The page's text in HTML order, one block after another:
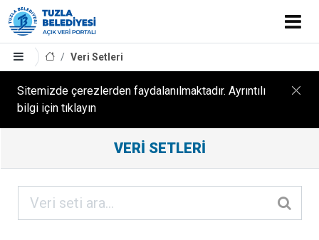
Veri Setleri
Sitemizde çerezlerden faydalanılmaktadır. Ayrıntılı
bilgi için tıklayın
Sonuçları
ORGANIZASYONLAR
VERI SETLERI